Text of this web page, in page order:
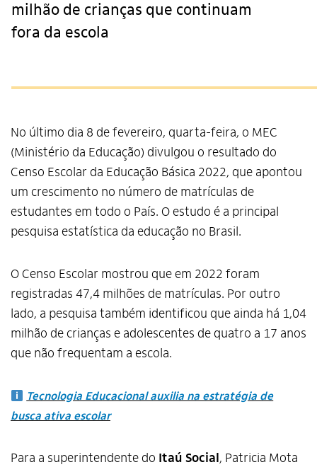
milhão de crianças que continuam
fora da escola
No último dia 8 de fevereiro, quarta-feira, o MEC
(Ministério da Educação) divulgou o resultado do
Censo Escolar da Educação Básica 2022, que apontou
um crescimento no número de matrículas de
estudantes em todo o País. O estudo é a principal
pesquisa estatística da educação no Brasil.
O Censo Escolar mostrou que em 2022 foram
registradas 47,4 milhões de matrículas. Por outro
lado, a pesquisa também identificou que ainda há 1,04
milhão de crianças e adolescentes de quatro a 17 anos
que não frequentam a escola.
Tecnologia Educacional auxilia na estratégia de
busca ativa escolar
Para a superintendente do Itaú Social, Patricia Mota